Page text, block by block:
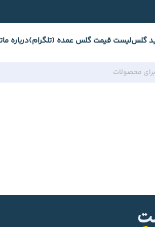
گلسلیست قیمت گلس عمده (تلگرام)درباره ما